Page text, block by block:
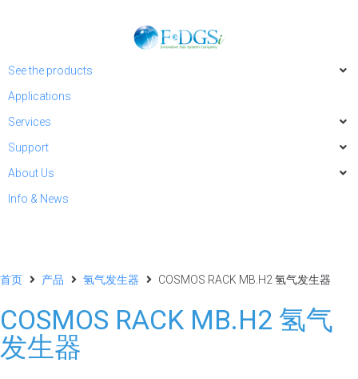
See the products
Applications
Services
Support
About Us
Info & News
首页 产品 氢气发生器 COSMOS RACK MB.H2 氢气发生器
COSMOS RACK MB.H2 氢气
发生器